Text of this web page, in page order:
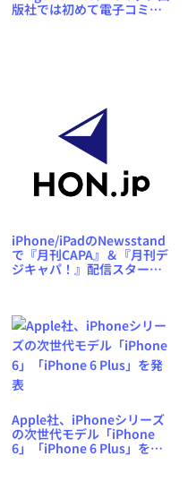
版社では初めて電子コミッ
iPhone/iPadのNewsstand
で『月刊CAPA』＆『月刊デ
ジキャパ！』配信スター
Apple社、iPhoneシリーズ
の次世代モデル「iPhone
6」「iPhone 6 Plus」を発